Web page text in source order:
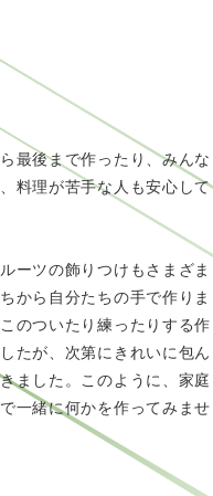
最後まで作ったり、みんな
料理が苦手な人も安心して
ーツの飾りつけもさまざま
から自分たちの手で作りま
のついたり練ったりする作
たが、次第にきれいに包ん
ました。このように、家庭
一緒に何かを作ってみませ